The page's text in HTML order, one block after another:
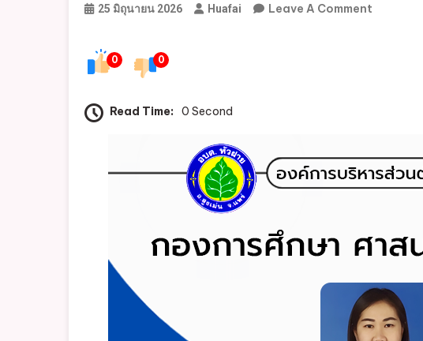
25 มิถุนายน 2026 Huafai Leave A Comment
0 0
Read Time: 0 Second